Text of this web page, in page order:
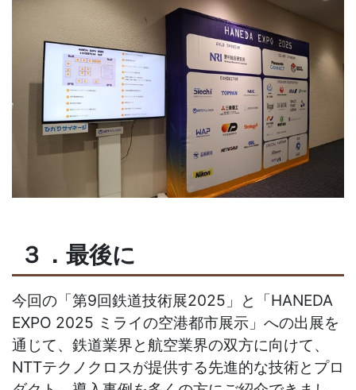
３．最後に
今回の「第9回鉄道技術展2025 」と「HANEDA
EXPO 2025 ミライの空港都市展示」への出展を
通じて、鉄道業界と航空業界の双方に向けて、
NTTテクノクロスが提供する先進的な技術とプロ